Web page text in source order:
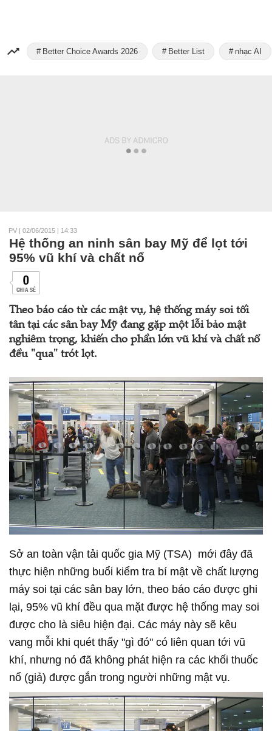
Better Choice Awards 2026 Better List nhạc AI
PV | 02/06/2015 | 14:33
Hệ thống an ninh sân bay Mỹ để lọt tới
95% vũ khí và chất nổ
0
CHIA SẺ
Theo báo cáo từ các mật vụ, hệ thống máy soi tối
tân tại các sân bay Mỹ đang gặp một lỗi bảo mật
nghiêm trọng, khiến cho phần lớn vũ khí và chất nổ
đều "qua" trót lọt.
Sở an toàn vận tải quốc gia Mỹ (TSA) mới đây đã
thực hiện những buổi kiểm tra bí mật về chất lượng
máy soi tại các sân bay lớn, theo báo cáo được ghi
lại, 95% vũ khí đều qua mặt được hệ thống may soi
được cho là siêu hiện đại. Các máy này sẽ kêu
vang mỗi khi quét thấy "gì đó" có liên quan tới vũ
khí, nhưng nó đã không phát hiện ra các khối thuốc
nổ (giả) được gắn trong người những mật vụ.